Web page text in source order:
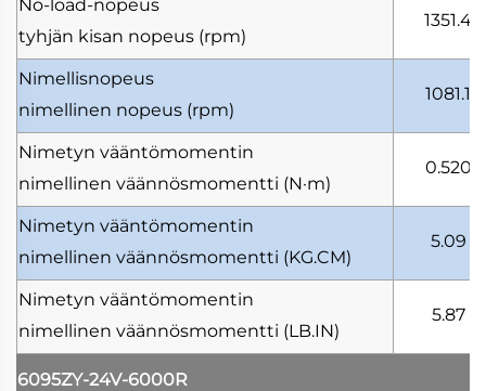
No-load-nopeus
tyhjän kisan nopeus (rpm)
1351.4
Nimellisnopeus
nimellinen nopeus (rpm)
1081.1
Nimetyn vääntömomentin
nimellinen väännösmomentti (N·m)
0.520
Nimetyn vääntömomentin
nimellinen väännösmomentti (KG.CM)
5.09
Nimetyn vääntömomentin
nimellinen väännösmomentti (LB.IN)
5.87
6095ZY-24V-6000R